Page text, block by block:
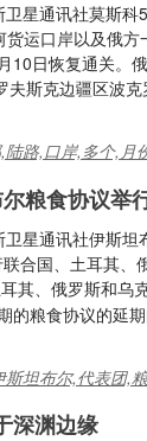
星通讯社莫斯科
运口岸以及俄
10日恢复通关。
夫斯克边疆区波
陆路,口岸,多个,月
粮食协议举
星通讯社伊斯坦
合国、土耳其、
其、俄罗斯和乌
的粮食协议的延
斯坦布尔,代表团,
深渊边缘